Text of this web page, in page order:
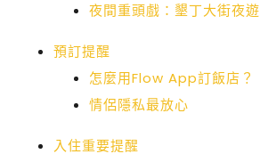
夜間重頭戲：墾丁大街夜遊
預訂提醒
怎麼用Flow App訂飯店？
情侶隱私最放心
入住重要提醒